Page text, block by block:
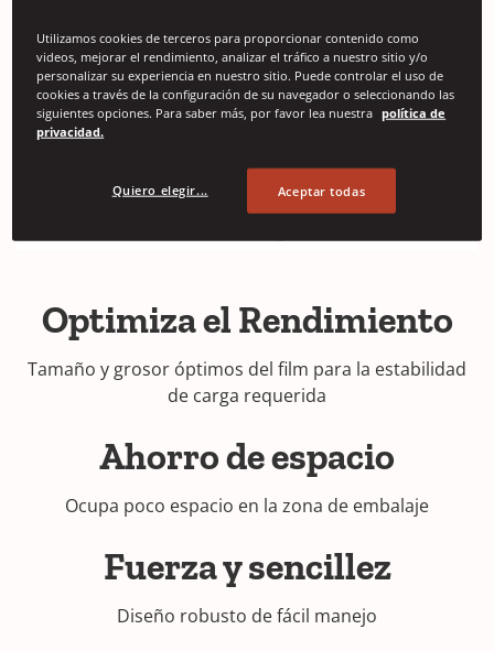
Optimiza el Rendimiento
Tamaño y grosor óptimos del film para la estabilidad
de carga requerida
Ahorro de espacio
Ocupa poco espacio en la zona de embalaje
Fuerza y sencillez
Diseño robusto de fácil manejo
Utilizamos cookies de terceros para proporcionar contenido como
videos, mejorar el rendimiento, analizar el tráfico a nuestro sitio y/o
personalizar su experiencia en nuestro sitio. Puede controlar el uso de
cookies a través de la configuración de su navegador o seleccionando las
siguientes opciones. Para saber más, por favor lea nuestra política de
privacidad.
Quiero elegir... Aceptar todas